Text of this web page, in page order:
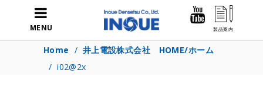
MENU
Home / 井上電設株式会社 HOME/ホーム
/i02@2x